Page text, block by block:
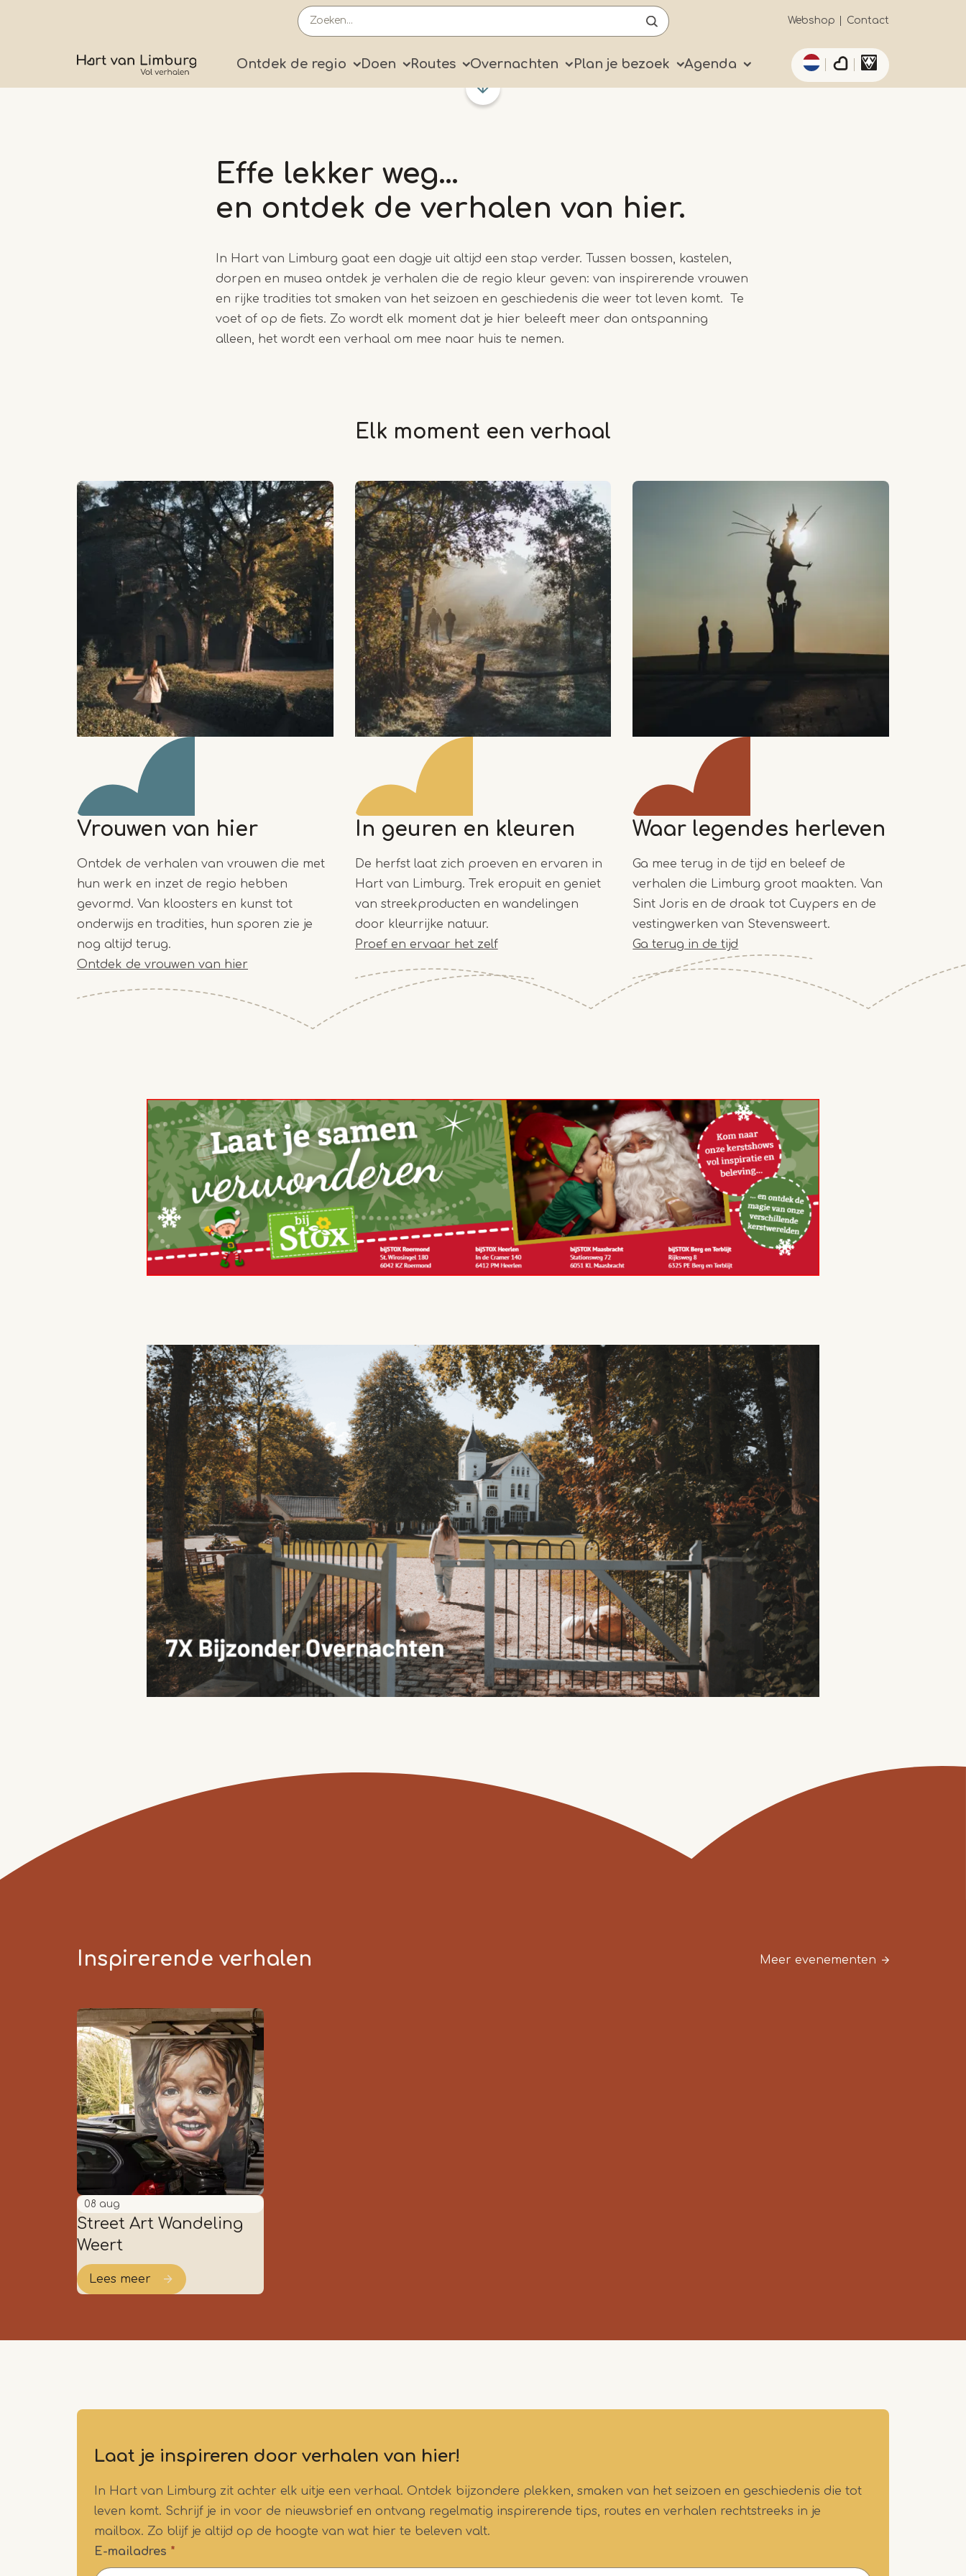
inhoud
Secundaïre
navigatie
Webshop Contact
Primary
Ontdek de regio Doen Routes Overnachten Plan je bezoek Agenda
Aanvullende acties
Effe lekker weg…
en ontdek de verhalen van hier.
In Hart van Limburg gaat een dagje uit altijd een stap verder. Tussen bossen, kastelen,
dorpen en musea ontdek je verhalen die de regio kleur geven: van inspirerende vrouwen
en rijke tradities tot smaken van het seizoen en geschiedenis die weer tot leven komt. Te
voet of op de fiets. Zo wordt elk moment dat je hier beleeft meer dan ontspanning
alleen, het wordt een verhaal om mee naar huis te nemen.
Elk moment een verhaal
Vrouwen van hier
Ontdek de verhalen van vrouwen die met
hun werk en inzet de regio hebben
gevormd. Van kloosters en kunst tot
onderwijs en tradities, hun sporen zie je
nog altijd terug.
Ontdek de vrouwen van hier
In geuren en kleuren
De herfst laat zich proeven en ervaren in
Hart van Limburg. Trek eropuit en geniet
van streekproducten en wandelingen
door kleurrijke natuur.
Proef en ervaar het zelf
Waar legendes herleven
Ga mee terug in de tijd en beleef de
verhalen die Limburg groot maakten. Van
Sint Joris en de draak tot Cuypers en de
vestingwerken van Stevensweert.
Ga terug in de tijd
advertisement
advertisement
Inspirerende verhalen Meer evenementen
08 aug
Street Art Wandeling
Weert
Lees meer
Laat je inspireren door verhalen van hier!
In Hart van Limburg zit achter elk uitje een verhaal. Ontdek bijzondere plekken, smaken van het seizoen en geschiedenis die tot
leven komt. Schrijf je in voor de nieuwsbrief en ontvang regelmatig inspirerende tips, routes en verhalen rechtstreeks in je
mailbox. Zo blijf je altijd op de hoogte van wat hier te beleven valt.
E-mailadres